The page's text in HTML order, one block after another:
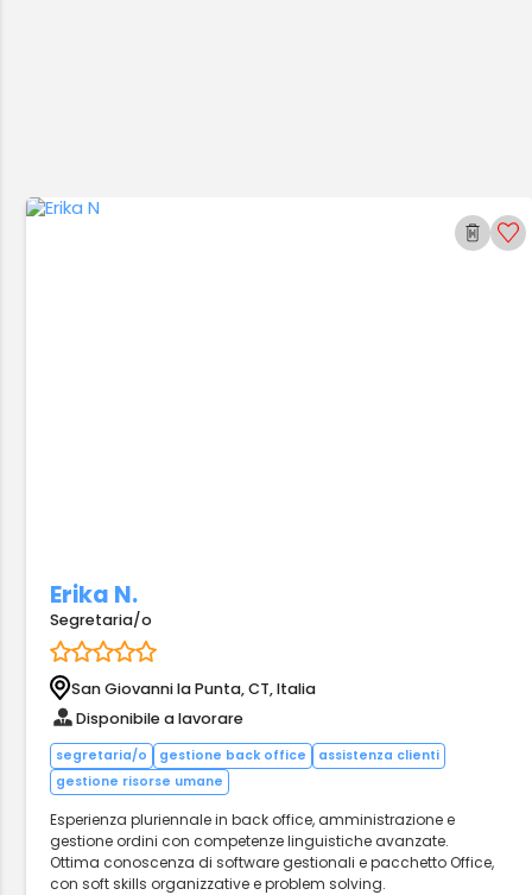
Erika N.
Segretaria/o
San Giovanni la Punta, CT, Italia
Disponibile a lavorare
segretaria/o gestione back office
assistenza clienti
gestione risorse umane
Esperienza pluriennale in back office, amministrazione e
gestione ordini con competenze linguistiche avanzate.
Ottima conoscenza di software gestionali e pacchetto Office,
con soft skills organizzative e problem solving.